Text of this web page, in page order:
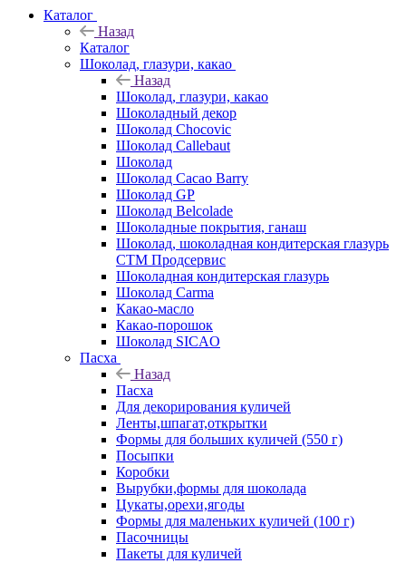
Каталог
Назад
Каталог
Шоколад, глазури, какао
Назад
Шоколад, глазури, какао
Шоколадный декор
Шоколад Chocovic
Шоколад Callebaut
Шоколад
Шоколад Cacao Barry
Шоколад GP
Шоколад Belcolade
Шоколадные покрытия, ганаш
Шоколад, шоколадная кондитерская глазурь
СТМ Продсервис
Шоколадная кондитерская глазурь
Шоколад Carma
Какао-масло
Какао-порошок
Шоколад SICAO
Пасха
Назад
Пасха
Для декорирования куличей
Ленты,шпагат,открытки
Формы для больших куличей (550 г)
Посыпки
Коробки
Вырубки,формы для шоколада
Цукаты,орехи,ягоды
Формы для маленьких куличей (100 г)
Пасочницы
Пакеты для куличей